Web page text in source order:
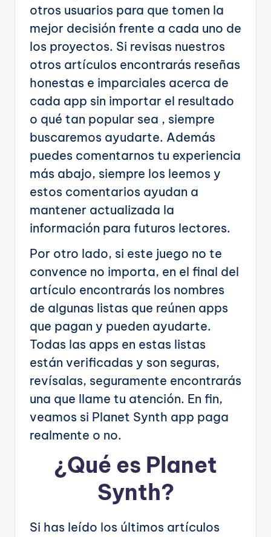
otros usuarios para que tomen la
mejor decisión frente a cada uno de
los proyectos. Si revisas nuestros
otros artículos encontrarás reseñas
honestas e imparciales acerca de
cada app sin importar el resultado
o qué tan popular sea , siempre
buscaremos ayudarte. Además
puedes comentarnos tu experiencia
más abajo, siempre los leemos y
estos comentarios ayudan a
mantener actualizada la
información para futuros lectores.
Por otro lado, si este juego no te
convence no importa, en el final del
artículo encontrarás los nombres
de algunas listas que reúnen apps
que pagan y pueden ayudarte.
Todas las apps en estas listas
están verificadas y son seguras,
revísalas, seguramente encontrarás
una que llame tu atención. En fin,
veamos si Planet Synth app paga
realmente o no.
¿Qué es Planet
Synth?
Si has leído los últimos artículos